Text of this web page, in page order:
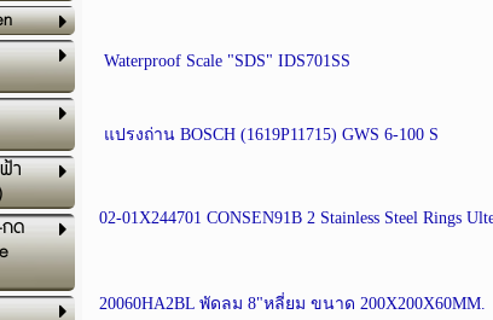
า
กด
Waterproof Scale "SDS" IDS701SS
แปรงถ่าน BOSCH (1619P11715) GWS 6-100 S
02-01X244701 CONSEN91B 2 Stainless Steel Rings
20060HA2BL พัดลม 8"หลี่ยม ขนาด 200X200X60MM.